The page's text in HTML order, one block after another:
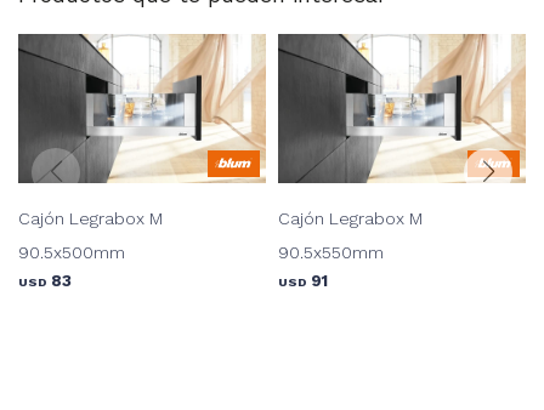
Cajón Legrabox M
90.5x500mm
USD 83
Cajón Legrabox M
90.5x550mm
USD 91